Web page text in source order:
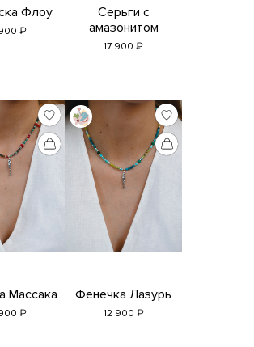
Флоу
₽
Серьги с
амазонитом
17 900 ₽
Массака
₽
Фенечка Лазурь
12 900 ₽